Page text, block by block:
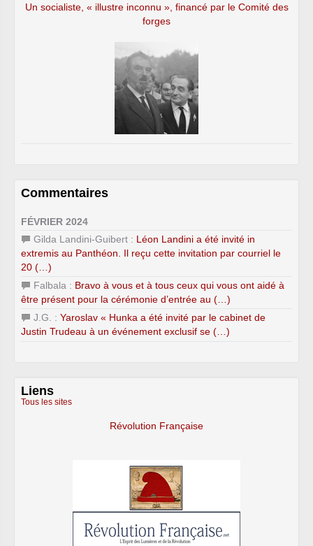
Un socialiste, « illustre inconnu », financé par le Comité des
forges
Commentaires
FÉVRIER 2024
Gilda Landini-Guibert : Léon Landini a été invité in
extremis au Panthéon. Il reçu cette invitation par courriel le
20 (…)
Falbala : Bravo à vous et à tous ceux qui vous ont aidé à
être présent pour la cérémonie d’entrée au (…)
J.G. : Yaroslav « Hunka a été invité par le cabinet de
Justin Trudeau à un événement exclusif se (…)
Liens
Tous les sites
Révolution Française